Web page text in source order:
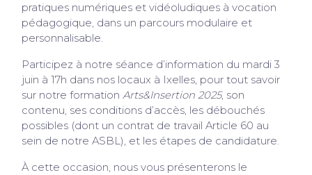
pratiques numériques et vidéoludiques à vocation
pédagogique, dans un parcours modulaire et
personnalisable.
Participez à notre séance d’information du mardi 3
juin à 17h dans nos locaux à Ixelles, pour tout savoir
sur notre formationArts&Insertion 2025, son
contenu, ses conditions d’accès, les débouchés
possibles (dont un contrat de travail Article 60 au
sein de notre ASBL), et les étapes de candidature.
À cette occasion, nous vous présenterons le